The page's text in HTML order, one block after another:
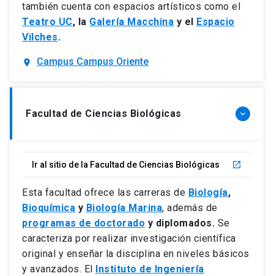
también cuenta con espacios artísticos como el
Teatro UC, la Galería Macchina y el Espacio
Vilches.
location_on Campus Campus Oriente
Facultad de Ciencias Biológicas keyboard_arrow_down
Ir al sitio de la Facultad de Ciencias Biológicas launch
Esta facultad ofrece las carreras de Biología,
Bioquímica y Biología Marina, además de
programas de doctorado y diplomados. Se
caracteriza por realizar investigación científica
original y enseñar la disciplina en niveles básicos
y avanzados. El Instituto de Ingeniería